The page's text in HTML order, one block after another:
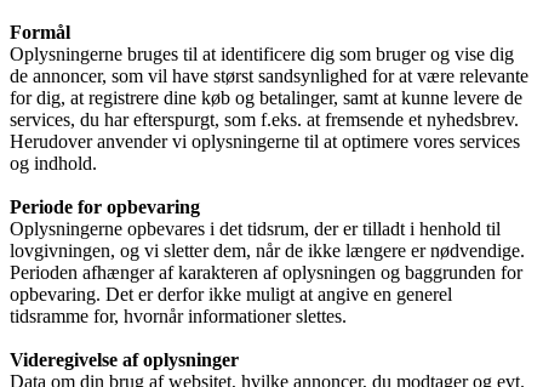
Formål
Oplysningerne bruges til at identificere dig som bruger og vise dig
de annoncer, som vil have størst sandsynlighed for at være relevante
for dig, at registrere dine køb og betalinger, samt at kunne levere de
services, du har efterspurgt, som f.eks. at fremsende et nyhedsbrev.
Herudover anvender vi oplysningerne til at optimere vores services
og indhold.
Periode for opbevaring
Oplysningerne opbevares i det tidsrum, der er tilladt i henhold til
lovgivningen, og vi sletter dem, når de ikke længere er nødvendige.
Perioden afhænger af karakteren af oplysningen og baggrunden for
opbevaring. Det er derfor ikke muligt at angive en generel
tidsramme for, hvornår informationer slettes.
Videregivelse af oplysninger
Data om din brug af websitet, hvilke annoncer, du modtager og evt.